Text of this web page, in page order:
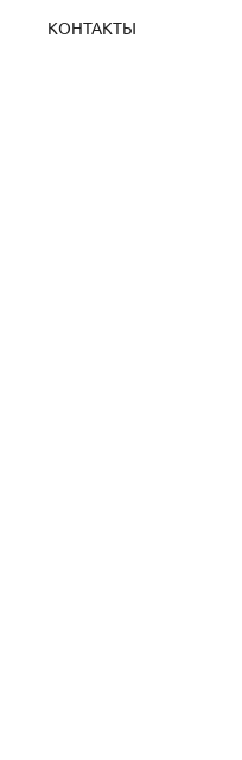
КОНТАКТЫ